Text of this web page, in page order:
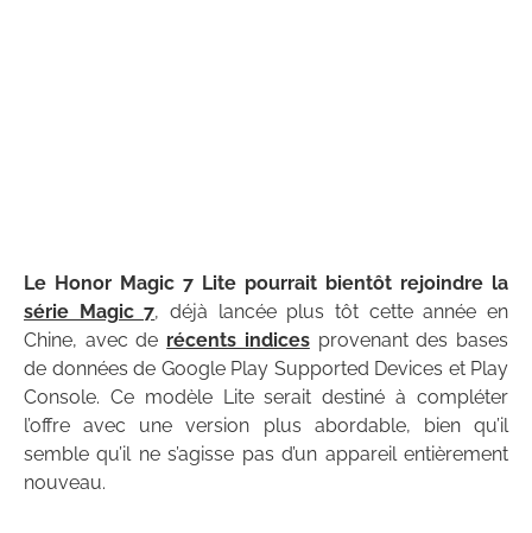
Le Honor Magic 7 Lite pourrait bientôt rejoindre la
série Magic 7, déjà lancée plus tôt cette année en
Chine, avec de récents indicesprovenant des bases
de données de Google Play Supported Devices et Play
Console. Ce modèle Lite serait destiné à compléter
l’offre avec une version plus abordable, bien qu’il
semble qu’il ne s’agisse pas d’un appareil entièrement
nouveau.